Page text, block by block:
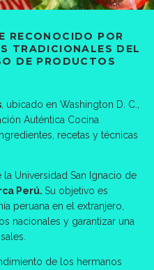
RECONOCIDO POR
TRADICIONALES DEL
DE PRODUCTOS
, ubicado en Washington D. C.,
Auténtica Cocina
recetas y técnicas
Universidad San Ignacio de
Perú. Su objetivo es
peruana en el extranjero,
nacionales y garantizar una
de los hermanos